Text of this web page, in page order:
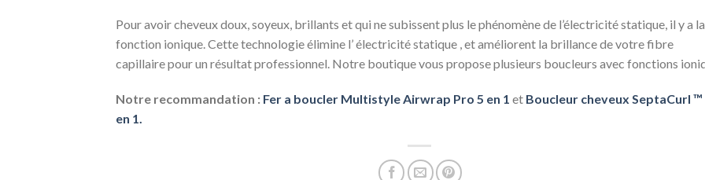
Pour avoir cheveux doux, soyeux, brillants et qui ne subissent plus le phénomène de l’électricité statique, il y a la
fonction ionique. Cette technologie élimine l’ électricité statique , et améliorent la brillance de votre fibre
capillaire pour un résultat professionnel. Notre boutique vous propose plusieurs boucleurs avec fonctions
Notre recommandation : Fer a boucler Multistyle Airwrap Pro 5 en 1 et Boucleur cheveux SeptaCurl ™
en 1.